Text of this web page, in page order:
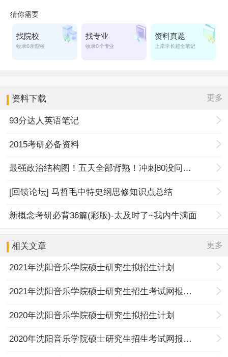
资料下载 更多
93分达人英语笔记
2015考研必备资料
最强政治结构图！五天全部背熟！冲刺80没问题！
[回馈论坛] 马哲毛中特史纲思修知识点总结
新概念考研必背36篇(彩版)-太及时了~我内牛满面
相关文章 更多
2021年沈阳音乐学院硕士研究生拟招生计划
2021年沈阳音乐学院硕士研究生招生考试网报公告
2020年沈阳音乐学院硕士研究生拟招生计划
2020年沈阳音乐学院硕士研究生招生考试网报公告